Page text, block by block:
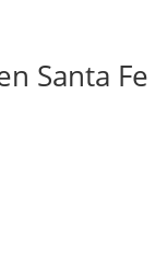
Santa Fe